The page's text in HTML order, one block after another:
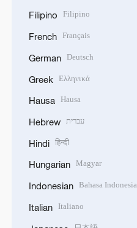
Filipino Filipino
French Français
German Deutsch
Greek Ελληνικά
Hausa Hausa
Hebrew עברית
Hindi हिन्दी
Hungarian Magyar
Indonesian Bahasa Indonesia
Italian Italiano